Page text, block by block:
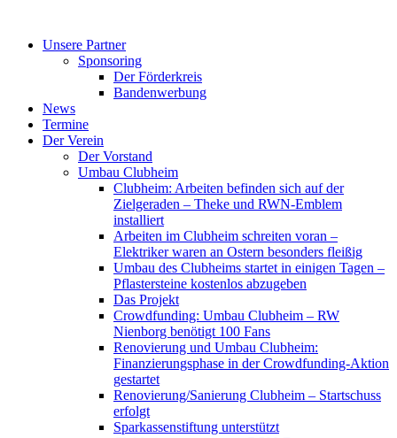
springenUnsere Partner
Sponsoring
Der Förderkreis
Bandenwerbung
News
Termine
Der Verein
Der Vorstand
Umbau Clubheim
Clubheim: Arbeiten befinden sich auf der
Zielgeraden – Theke und RWN-Emblem
installiert
Arbeiten im Clubheim schreiten voran –
Elektriker waren an Ostern besonders fleißig
Umbau des Clubheims startet in einigen Tagen –
Pflastersteine kostenlos abzugeben
Das Projekt
Crowdfunding: Umbau Clubheim – RW
Nienborg benötigt 100 Fans
Renovierung und Umbau Clubheim:
Finanzierungsphase in der Crowdfunding-Aktion
gestartet
Renovierung/Sanierung Clubheim – Startschuss
erfolgt
Sparkassenstiftung unterstützt